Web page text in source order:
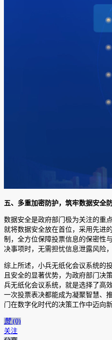
五、多重加密防护，筑牢数据安全
数据安全是政府部门极为关注的重
就将数据安全放在首位，采用先进
制，全方位保障投票信息的保密性
决事项时，无需担忧信息泄露风险
综上所述，小兵无纸化会议系统的
且安全的显著优势，为政府部门决
兵无纸化会议系统，就是选择了高
一次投票表决都能成为凝聚智慧、
门在数字化时代的决策工作中迈向新
赞 (0)
关注